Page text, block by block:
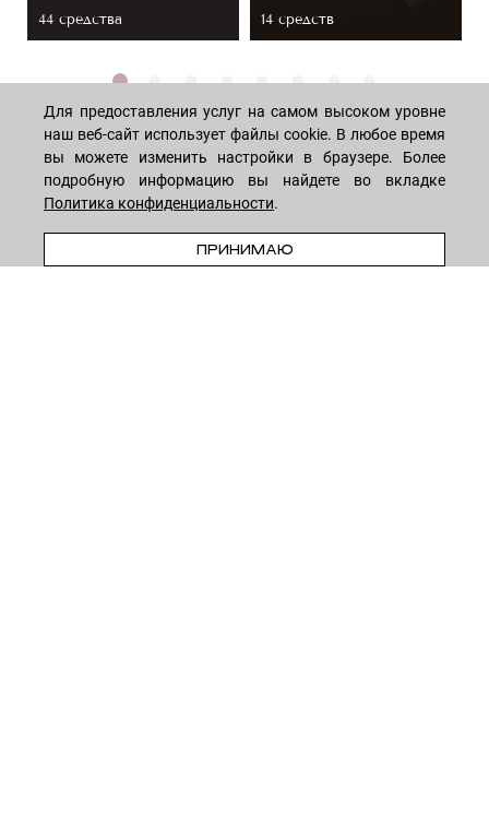
В КОРЗИНУ
44 средствa 14 средств
МАГАЗИН
ПОКУПАТЕЛЯМ
Для предоставления услуг на самом высоком уровне
наш веб-сайт использует файлы cookie. В любое время
вы можете изменить настройки в браузере. Более
подробную информацию вы найдете во вкладке
Политика конфиденциальности.
ПРИНИМАЮ